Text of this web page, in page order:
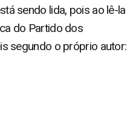
sendo lida, pois ao lê-la
do Partido dos
segundo o próprio autor: